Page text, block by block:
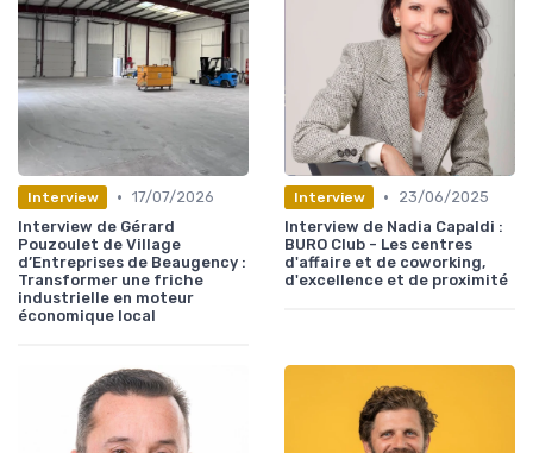
Interview • 17/07/2026
Interview de Gérard
Pouzoulet de Village
d’Entreprises de Beaugency :
Transformer une friche
industrielle en moteur
économique local
Interview •
23/06/2025
Interview de Nadia Capaldi :
BURO Club - Les centres
d'affaire et de coworking,
d'excellence et de proximité